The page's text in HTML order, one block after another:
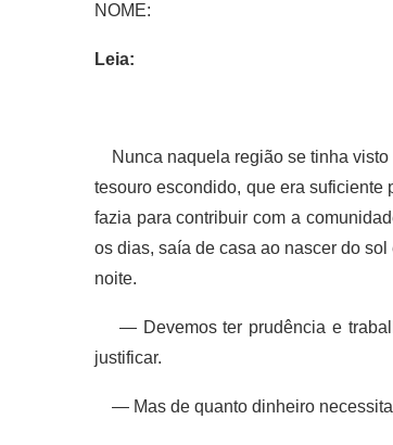
NOME:
Leia:
Nunca naquela região se tinha visto
tesouro escondido, que era suficiente
fazia para contribuir com a
os dias, saía de casa ao nascer do
noite.
— Devemos ter prudência e
justificar.
— Mas de quanto dinheiro